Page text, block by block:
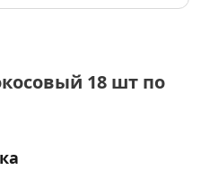
18 шт по